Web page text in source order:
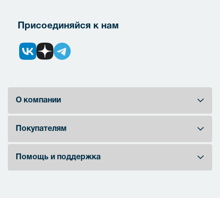
Присоединяйся к нам
О компании
Покупателям
Помощь и поддержка